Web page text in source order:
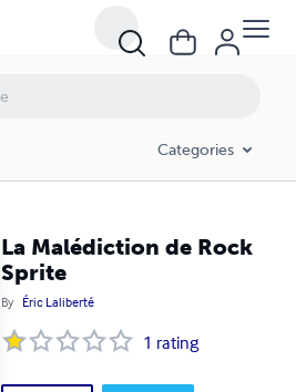
Categories
La Malédiction de Rock
Sprite
By Éric Laliberté
1 rating